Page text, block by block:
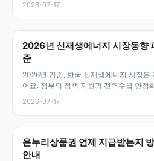
2026-07-17
2026년 신재생에너지 시장동향
준
2026년 기준, 한국 신재생에너지 시장은
어요. 정부의 정책 지원과 전력수급 안정
2026-07-17
온누리상품권 언제 지급받는지
안내